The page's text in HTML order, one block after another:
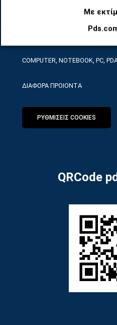
Με
COMPUTER, NOTEBOOK, PC,
ΔΙΑΦΟΡΑ ΠΡΟΙΟΝΤΑ
ΡΥΘΜΙΣΕΙΣ COOKIES
QRCode